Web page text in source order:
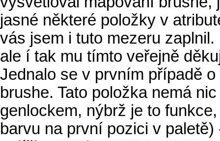
jasné některé položky v
vás jsem i tuto mezeru
ale í tak mu tímto veřejně
Jednalo se v prvním případě
brushe. Tato položka nemá
genlockem, nýbrž je to
barvu na první pozici v